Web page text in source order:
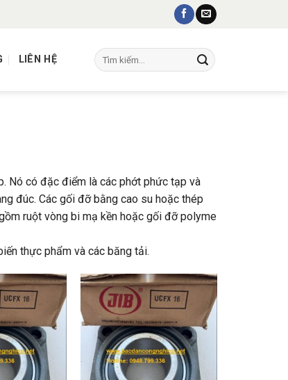
LIÊN HỆ
Tìm
kiếm:
Nó có đặc điểm là các phớt phức tạp và
đúc. Các gối đỡ bằng cao su hoặc thép
ruột vòng bi mạ kền hoặc gối đỡ polyme
thực phẩm và các băng tải.